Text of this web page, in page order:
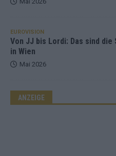
EUROVISION
Von JJ bis Lordi: Das sind die
in Wien
Mai 2026
ANZEIGE